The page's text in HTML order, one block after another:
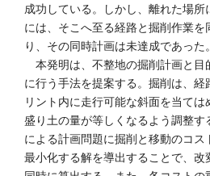
成功している。しかし、離れた場所
には、そこへ至る経路と掘削作業
り、その同時計画は未達成であった。
本発明は、不整地の掘削計画と目
に行う手法を提案する。掘削は、
リント内に走行可能な斜面を当ては
盛り土の量が等しくなるよう調整
による計画問題に掘削と移動のコ
最小化する解を導出することで、改